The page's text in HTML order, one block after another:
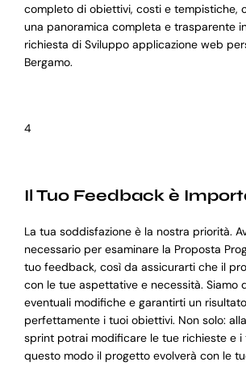
completo di obiettivi, costi e tempistiche,
una panoramica completa e trasparente
richiesta di Sviluppo applicazione web
Bergamo.
4
Il Tuo Feedback è
La tua soddisfazione è la nostra priorità.
necessario per esaminare la Proposta
tuo feedback, così da assicurarti che il
con le tue aspettative e necessità. Siamo
eventuali modifiche e garantirti un
perfettamente i tuoi obiettivi. Non solo:
sprint potrai modificare le tue richieste e i
questo modo il progetto evolverà con le